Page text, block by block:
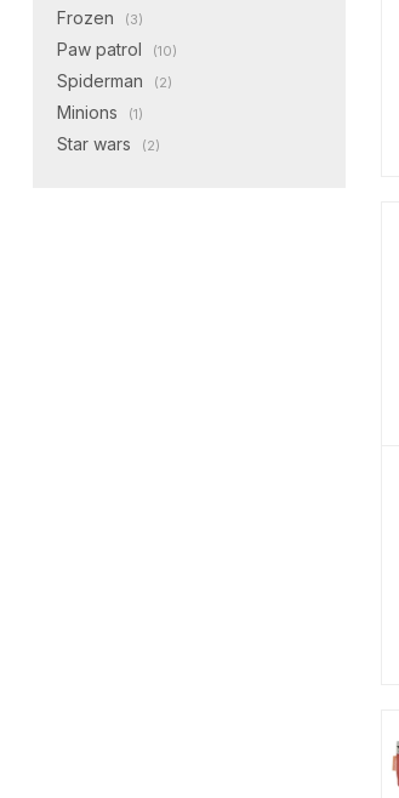
Frozen (3)
Paw patrol (10)
Spiderman (2)
Minions (1)
Star wars (2)